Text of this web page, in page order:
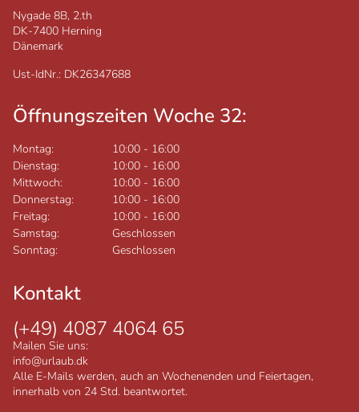
Nygade 8B, 2.th
DK-7400 Herning
Dänemark
Ust-IdNr.: DK26347688
Öffnungszeiten Woche 32:
Montag: 10:00 - 16:00
Dienstag:
10:00 - 16:00
Mittwoch:
10:00 - 16:00
Donnerstag:
10:00 - 16:00
Freitag:
10:00 - 16:00
Samstag:
Geschlossen
Sonntag:
Geschlossen
Kontakt
(+49) 4087 4064 65
Mailen Sie uns:
info@urlaub.dk
Alle E-Mails werden, auch an Wochenenden und Feiertagen,
innerhalb von 24 Std. beantwortet.